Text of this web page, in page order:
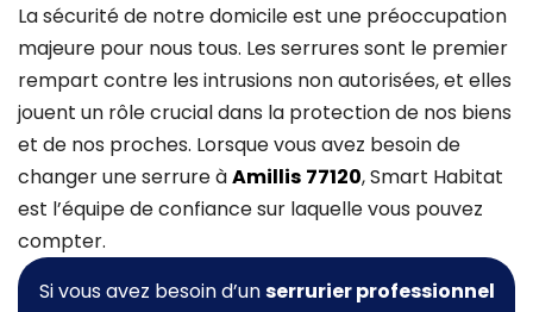
La sécurité de notre domicile est une préoccupation
majeure pour nous tous. Les serrures sont le premier
rempart contre les intrusions non autorisées, et elles
jouent un rôle crucial dans la protection de nos biens
et de nos proches. Lorsque vous avez besoin de
changer une serrure àAmillis 77120, Smart Habitat
est l’équipe de confiance sur laquelle vous pouvez
compter.
Si vous avez besoin d’unserrurier professionnel